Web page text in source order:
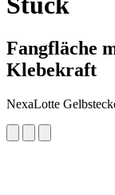
Fangfläche
Klebekraft
NexaLotte